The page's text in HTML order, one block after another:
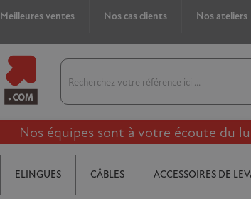
Meilleures ventes Nos cas clients Nos ateliers
Nos équipes sont à votre écoute du
ELINGUES CÂBLES ACCESSOIRES DE